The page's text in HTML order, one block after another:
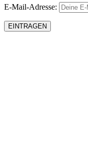
E-Mail-Adresse: